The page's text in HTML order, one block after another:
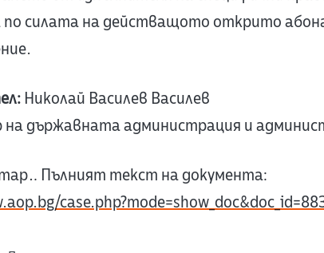
по силата на действащото открито
Николай Василев Василев
държавната администрация и
Пълният текст на документа: